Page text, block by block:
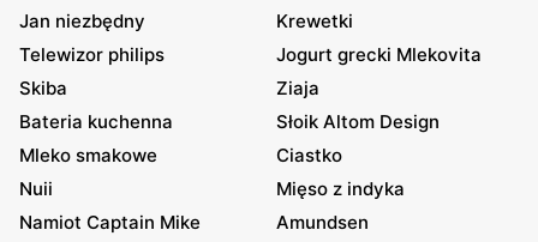
Jan niezbędny
Krewetki
Telewizor philips
Jogurt grecki Mlekovita
Skiba
Ziaja
Bateria kuchenna
Słoik Altom Design
Mleko smakowe
Ciastko
Nuii
Mięso z indyka
Namiot Captain Mike
Amundsen